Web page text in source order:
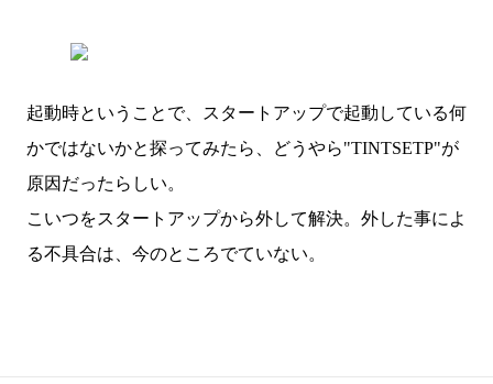
起動時ということで、スタートアップで起動している何
かではないかと探ってみたら、どうやら"TINTSETP"が
原因だったらしい。
こいつをスタートアップから外して解決。外した事によ
る不具合は、今のところでていない。